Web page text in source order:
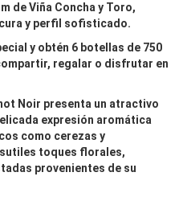
deViña Concha y Toro,
y perfil sofisticado.
y obtén 6 botellas de 750
regalar o disfrutar en
Noir presenta un atractivo
expresión aromática
como cerezas y
toques florales,
provenientes de su